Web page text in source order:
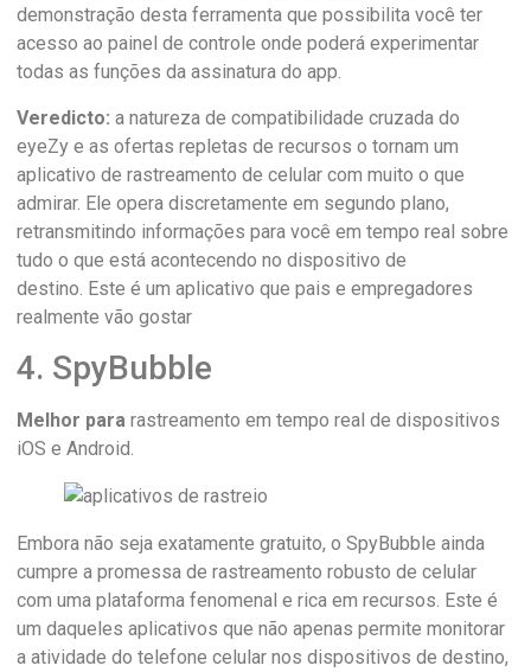
demonstração desta ferramenta que possibilita você ter
acesso ao painel de controle onde poderá experimentar
todas as funções da assinatura do app.
Veredicto: a natureza de compatibilidade cruzada do
eyeZy e as ofertas repletas de recursos o tornam um
aplicativo de rastreamento de celular com muito o que
admirar. Ele opera discretamente em segundo plano,
retransmitindo informações para você em tempo real sobre
tudo o que está acontecendo no dispositivo de
destino. Este é um aplicativo que pais e empregadores
realmente vão gostar
4. SpyBubble
Melhor para rastreamento em tempo real de dispositivos
iOS e Android.
Embora não seja exatamente gratuito, o SpyBubble ainda
cumpre a promessa de rastreamento robusto de celular
com uma plataforma fenomenal e rica em recursos. Este é
um daqueles aplicativos que não apenas permite monitorar
a atividade do telefone celular nos dispositivos de destino,